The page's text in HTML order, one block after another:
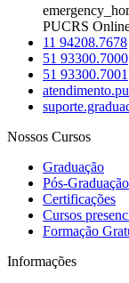
PUCRS
11 94208.7678
51 93300.7000
51 93300.7001
Nossos Cursos
Graduação
Pós-
Certificações
Cursos
Formação
Informações